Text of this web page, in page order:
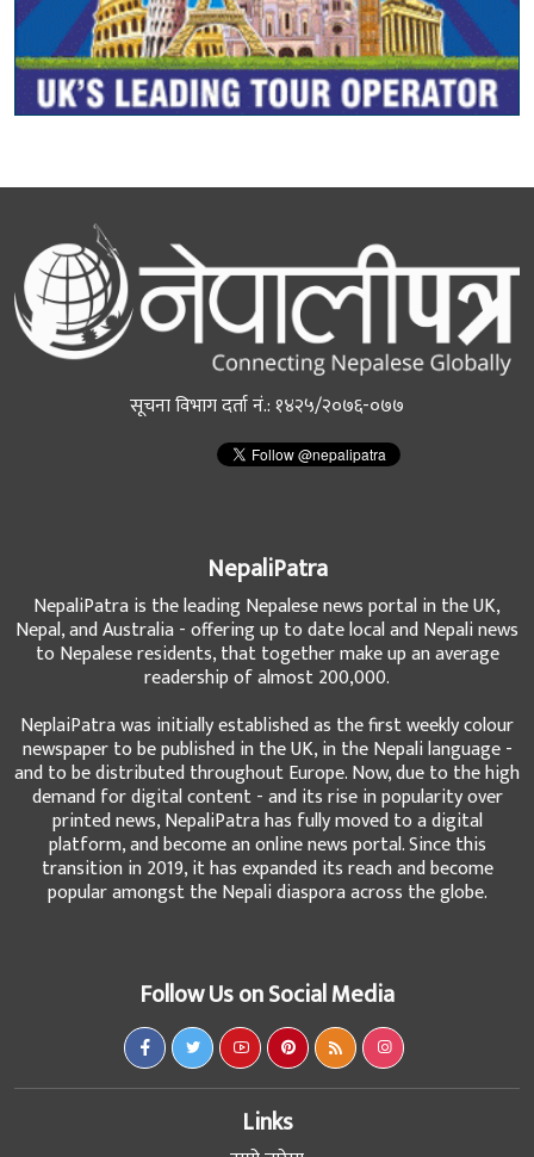
सूचना विभाग दर्ता नं.: १४२५/२०७६-०७७
NepaliPatra
NepaliPatra is the leading Nepalese news portal in the UK,
Nepal, and Australia - offering up to date local and Nepali news
to Nepalese residents, that together make up an average
readership of almost 200,000.
NeplaiPatra was initially established as the first weekly colour
newspaper to be published in the UK, in the Nepali language -
and to be distributed throughout Europe. Now, due to the high
demand for digital content - and its rise in popularity over
printed news, NepaliPatra has fully moved to a digital
platform, and become an online news portal. Since this
transition in 2019, it has expanded its reach and become
popular amongst the Nepali diaspora across the globe.
Follow Us on Social Media
Links